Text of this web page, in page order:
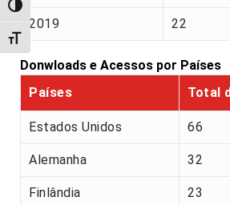
Alternar alto contraste
Alternar tamanho da fonte
2019 22
Donwloads e Acessos por Países
Países
Total
Estados Unidos 66
Alemanha 32
Finlândia 23